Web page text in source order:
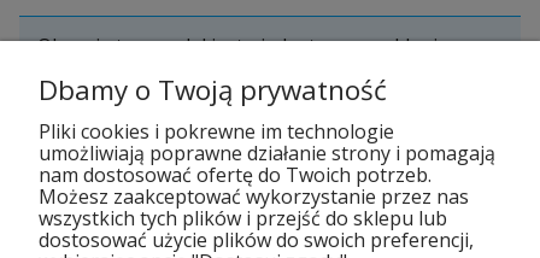
Obecnie ten model jest niedostępny w sklepie
967 413
Dbamy o Twoją prywatność
Pliki cookies i pokrewne im technologie
umożliwiają poprawne działanie strony i pomagają
nam dostosować ofertę do Twoich potrzeb.
Możesz zaakceptować wykorzystanie przez nas
wszystkich tych plików i przejść do sklepu lub
dostosować użycie plików do swoich preferencji,